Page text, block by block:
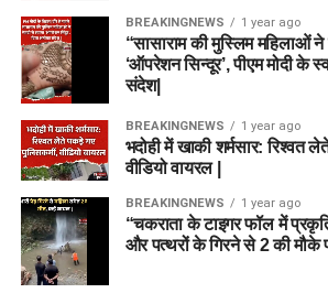
BREAKINGNEWS 1 year ago
“सासाराम की मुस्लिम महिलाओं ने
‘ऑपरेशन सिन्दूर’, पीएम मोदी के
संदेश|
BREAKINGNEWS 1 year ago
भदोही में खाकी शर्मसार: रिश्वत
वीडियो वायरल |
BREAKINGNEWS 1 year ago
“चकराता के टाइगर फॉल में
और पत्थरों के गिरने से 2 की मौके